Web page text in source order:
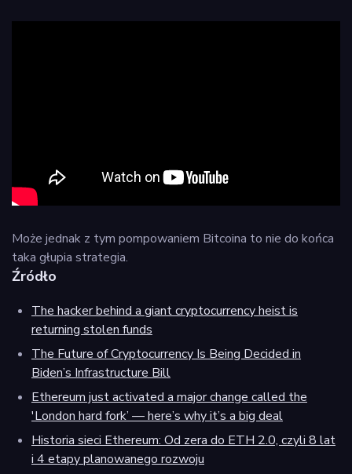
Może jednak z tym pompowaniem Bitcoina to nie do końca
taka głupia strategia.
Źródło
The hacker behind a giant cryptocurrency heist is
returning stolen funds
The Future of Cryptocurrency Is Being Decided in
Biden’s Infrastructure Bill
Ethereum just activated a major change called the
'London hard fork’ — here’s why it’s a big deal
Historia sieci Ethereum: Od zera do ETH 2.0, czyli 8 lat
i 4 etapy planowanego rozwoju